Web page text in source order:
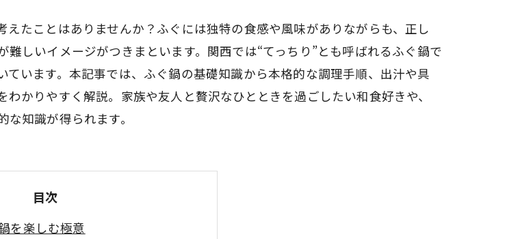
たことはありませんか？ふぐには独特の食感や風味がありながらも、正し
しいイメージがつきまといます。関西では“てっちり”とも呼ばれるふぐ鍋で
います。本記事では、ふぐ鍋の基礎知識から本格的な調理手順、出汁や具
かりやすく解説。家族や友人と贅沢なひとときを過ごしたい和食好きや、
知識が得られます。
目次
を楽しむ極意